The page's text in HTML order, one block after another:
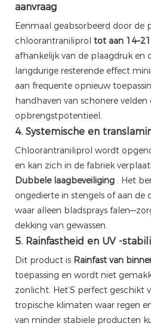
aanvraag
Eenmaal geabsorbeerd door de
chloorantraniliprol tot aan
afhankelijk van de plaagdruk en
langdurige resterende effect
aan frequente opnieuw
handhaven van schonere velden
opbrengstpotentieel.
4. Systemische en
Chloorantraniliprol wordt
en kan zich in de fabriek
Dubbele laagbeveiliging . Het
ongedierte in stengels of aan de
waar alleen bladsprays
dekking van gewassen.
5. Rainfastheid en UV -
Dit product is Rainfast van
toepassing en wordt niet
zonlicht. Het’S perfect geschikt
tropische klimaten waar regen
van minder stabiele producten